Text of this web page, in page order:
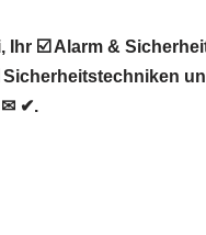
Ihr ☑️ Alarm &
✉ ✔.